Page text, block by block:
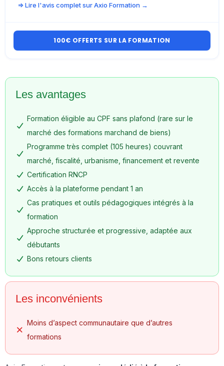
=> Lire l'avis complet sur Axio Formation →
100€ OFFERTS SUR LA FORMATION
Les avantages
Formation éligible au CPF sans plafond (rare sur le
marché des formations marchand de biens)
Programme très complet (105 heures) couvrant
marché, fiscalité, urbanisme, financement et revente
Certification RNCP
Accès à la plateforme pendant 1 an
Cas pratiques et outils pédagogiques intégrés à la
formation
Approche structurée et progressive, adaptée aux
débutants
Bons retours clients
Les inconvénients
Moins d’aspect communautaire que d’autres
formations